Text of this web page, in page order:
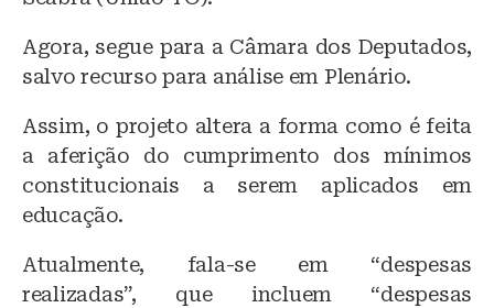
Agora, segue para a Câmara dos Deputados,
salvo recurso para análise em Plenário.
Assim, o projeto altera a forma como é feita
a aferição do cumprimento dos mínimos
constitucionais a serem aplicados em
educação.
Atualmente, fala-se em “despesas
realizadas”, que incluem “despesas